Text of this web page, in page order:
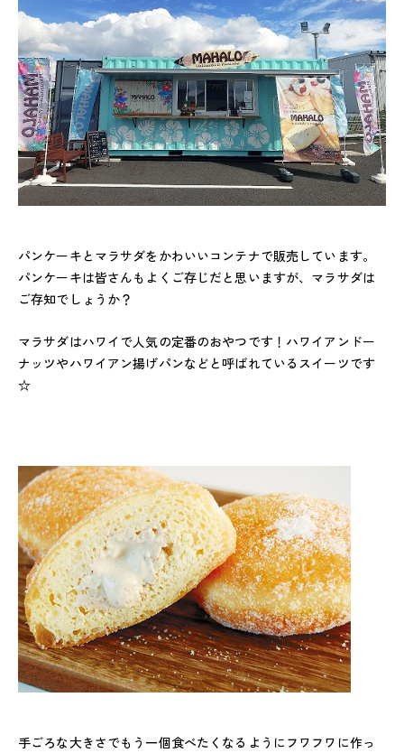
パンケーキとマラサダをかわいいコンテナで販売しています。
パンケーキは皆さんもよくご存じだと思いますが、マラサダは
ご存知でしょうか？
マラサダはハワイで人気の定番のおやつです！ハワイアンドー
ナッツやハワイアン揚げパンなどと呼ばれているスイーツです
☆
手ごろな大きさでもう一個食べたくなるようにフワフワに作っ